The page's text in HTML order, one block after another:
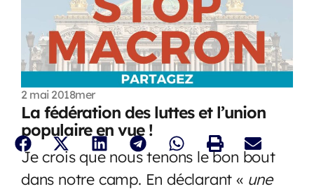
2 mai 2018mer
La fédération des luttes et l’union
populaire en vue !
Je crois que nous tenons le bon bout
dans notre camp. En déclarant « une